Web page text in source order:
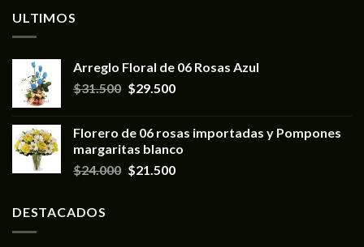
ULTIMOS
Arreglo Floral de 06 Rosas Azul
$31.500 $29.500
Florero de 06 rosas importadas y Pompones
margaritas blanco
$24.000 $21.500
DESTACADOS